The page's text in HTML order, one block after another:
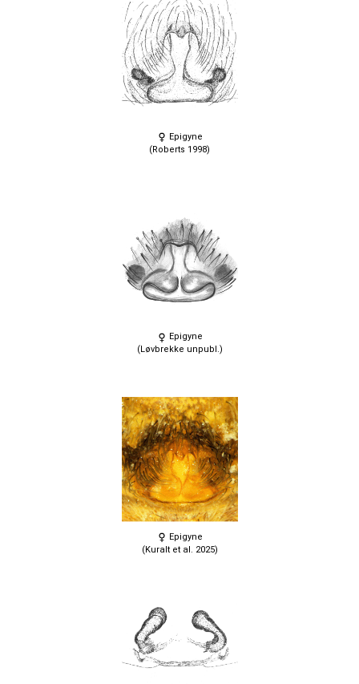
Epigyne
(Roberts 1998)
Epigyne
(Løvbrekke unpubl.)
Epigyne
(Kuralt et al. 2025)